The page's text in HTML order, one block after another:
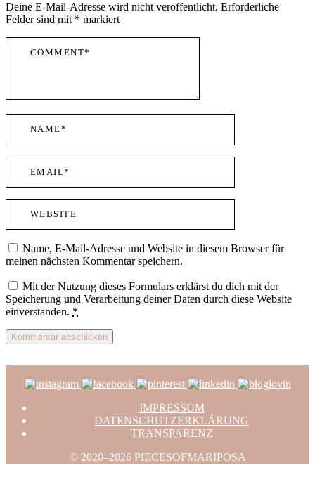
Deine E-Mail-Adresse wird nicht veröffentlicht. Erforderliche
Felder sind mit * markiert
Name, E-Mail-Adresse und Website in diesem Browser für
meinen nächsten Kommentar speichern.
Mit der Nutzung dieses Formulars erklärst du dich mit der
Speicherung und Verarbeitung deiner Daten durch diese Website
einverstanden. *
IMPRESSUM
DATENSCHUTZERKLÄRUNG
TRANSPARENZ
© 2020–2026 PIECESOFMARIPOSA